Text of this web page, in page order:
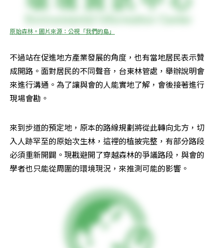
原始森林。圖片來源：公視「我們的島」
不過站在促進地方產業發展的角度，也有當地居民表示贊
成開路。面對居民的不同聲音，台東林管處，舉辦說明會
來進行溝通。為了讓與會的人能實地了解，會後接著進行
現場會勘。
來到步道的預定地，原本的路線規劃將從此轉向北方，切
入人跡罕至的原始次生林，這裡的植披完整，有部分路段
必須重新開闢。現戡避開了穿越森林的爭議路段，與會的
學者也只能從周圍的環境現況，來推測可能的影響。